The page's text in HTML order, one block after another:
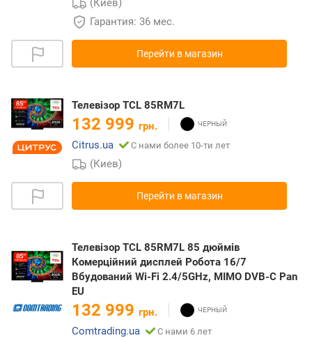
Гарантия: 36 мес.
Перейти в магазин
Телевізор TCL 85RM7L
132 999 грн.
Citrus.ua
С нами более 10-ти лет
(Киев)
Перейти в магазин
Телевізор TCL 85RM7L 85 дюймів
Комерційний дисплей Робота 16/7
Вбудований Wi-Fi 2.4/5GHz, MIMO DVB-C Pan
EU
132 999 грн.
Comtrading.ua
С нами 6 лет